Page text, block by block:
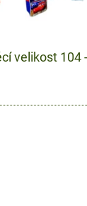
velikost 104